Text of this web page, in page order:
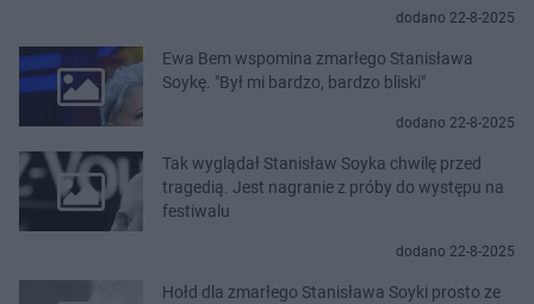
dodano 22-8-2025
Ewa Bem wspomina zmarłego Stanisława
Soykę. "Był mi bardzo, bardzo bliski"
dodano 22-8-2025
Tak wyglądał Stanisław Soyka chwilę przed
tragedią. Jest nagranie z próby do występu na
festiwalu
dodano 22-8-2025
Hołd dla zmarłego Stanisława Soyki prosto ze